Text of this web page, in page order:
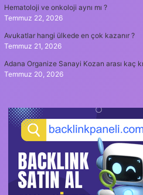
Hematoloji ve onkoloji aynı mı ?
Temmuz 22, 2026
Avukatlar hangi ülkede en çok kazanır ?
Temmuz 21, 2026
Adana Organize Sanayi Kozan arası kaç
Temmuz 20, 2026